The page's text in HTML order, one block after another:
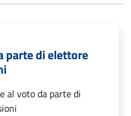
parte di elettore
al voto da parte di